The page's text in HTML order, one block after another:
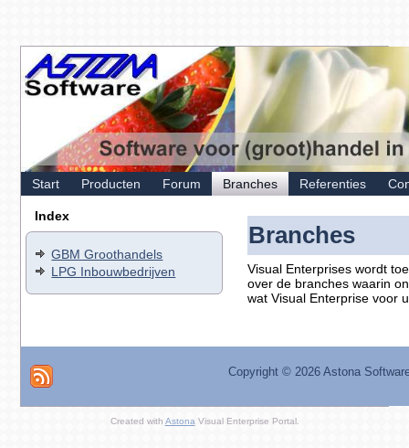
Start Producten Forum Branches Referenties
Index
GBM Groothandels
LPG Inbouwbedrijven
Branches
Visual Enterprises wordt
over de branches waarin
wat Visual Enterprise voor
Copyright © 2026 Astona
Created with Astona Visual Enterprise Portal.